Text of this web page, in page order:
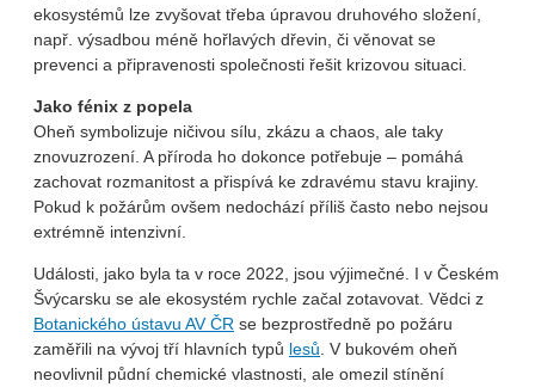
ekosystémů lze zvyšovat třeba úpravou druhového složení,
např. výsadbou méně hořlavých dřevin, či věnovat se
prevenci a připravenosti společnosti řešit krizovou situaci.
Jako fénix z popela
Oheň symbolizuje ničivou sílu, zkázu a chaos, ale taky
znovuzrození. A příroda ho dokonce potřebuje – pomáhá
zachovat rozmanitost a přispívá ke zdravému stavu krajiny.
Pokud k požárům ovšem nedochází příliš často nebo nejsou
extrémně intenzivní.
Události, jako byla ta v roce 2022, jsou výjimečné. I v Českém
Švýcarsku se ale ekosystém rychle začal zotavovat. Vědci z
Botanického ústavu AV ČR se bezprostředně po požáru
zaměřili na vývoj tří hlavních typů lesů . V bukovém oheň
neovlivnil půdní chemické vlastnosti, ale omezil stínění